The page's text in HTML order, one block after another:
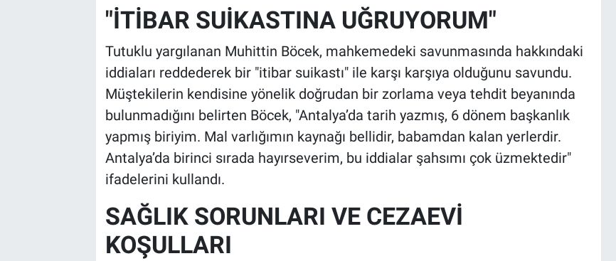
"İTİBAR SUİKASTINA UĞRUYORUM"
Tutuklu yargılanan Muhittin Böcek, mahkemedeki savunmasında hakkındaki
iddiaları reddederek bir "itibar suikastı" ile karşı karşıya olduğunu savundu.
Müştekilerin kendisine yönelik doğrudan bir zorlama veya tehdit beyanında
bulunmadığını belirten Böcek, "Antalya’da tarih yazmış, 6 dönem başkanlık
yapmış biriyim. Mal varlığımın kaynağı bellidir, babamdan kalan yerlerdir.
Antalya’da birinci sırada hayırseverim, bu iddialar şahsımı çok üzmektedir"
ifadelerini kullandı.
SAĞLIK SORUNLARI VE CEZAEVİ
KOŞULLARI